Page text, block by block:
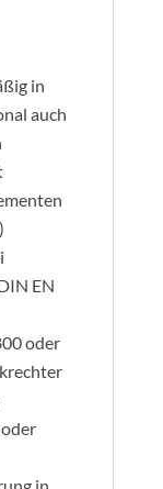
in
auch
EN
oder